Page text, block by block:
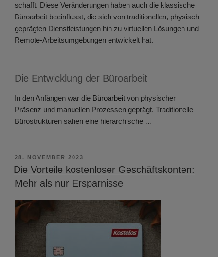
schafft. Diese Veränderungen haben auch die klassische
Büroarbeit beeinflusst, die sich von traditionellen, physisch
geprägten Dienstleistungen hin zu virtuellen Lösungen und
Remote-Arbeitsumgebungen entwickelt hat.
Die Entwicklung der Büroarbeit
In den Anfängen war die Büroarbeit von physischer
Präsenz und manuellen Prozessen geprägt. Traditionelle
Bürostrukturen sahen eine hierarchische …
VERÖFFENTLICHT
AM
28. NOVEMBER 2023
Die Vorteile kostenloser Geschäftskonten:
Mehr als nur Ersparnisse